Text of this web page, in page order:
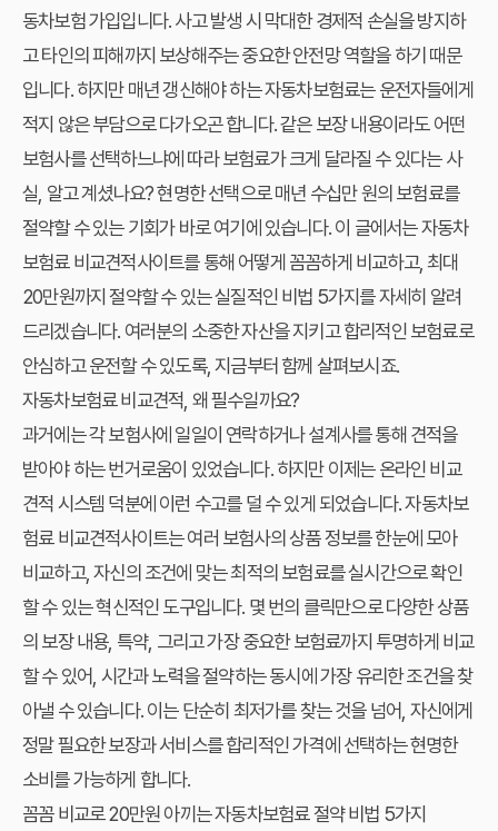
동차보험 가입입니다. 사고 발생 시 막대한 경제적 손실을 방지하
고 타인의 피해까지 보상해주는 중요한 안전망 역할을 하기 때문
입니다. 하지만 매년 갱신해야 하는 자동차보험료는 운전자들에게
적지 않은 부담으로 다가오곤 합니다. 같은 보장 내용이라도 어떤
보험사를 선택하느냐에 따라 보험료가 크게 달라질 수 있다는 사
실, 알고 계셨나요? 현명한 선택으로 매년 수십만 원의 보험료를
절약할 수 있는 기회가 바로 여기에 있습니다. 이 글에서는자동차
보험료 비교견적사이트를 통해 어떻게 꼼꼼하게 비교하고, 최대
20만원까지 절약할 수 있는 실질적인 비법 5가지를 자세히 알려
드리겠습니다. 여러분의 소중한 자산을 지키고 합리적인 보험료로
안심하고 운전할 수 있도록, 지금부터 함께 살펴보시죠.
자동차보험료 비교견적, 왜 필수일까요?
과거에는 각 보험사에 일일이 연락하거나 설계사를 통해 견적을
받아야 하는 번거로움이 있었습니다. 하지만 이제는 온라인 비교
견적 시스템 덕분에 이런 수고를 덜 수 있게 되었습니다.자동차보
험료 비교견적사이트는 여러 보험사의 상품 정보를 한눈에 모아
비교하고, 자신의 조건에 맞는 최적의 보험료를 실시간으로 확인
할 수 있는 혁신적인 도구입니다. 몇 번의 클릭만으로 다양한 상품
의 보장 내용, 특약, 그리고 가장 중요한 보험료까지 투명하게 비교
할 수 있어, 시간과 노력을 절약하는 동시에 가장 유리한 조건을 찾
아낼 수 있습니다. 이는 단순히 최저가를 찾는 것을 넘어, 자신에게
정말 필요한 보장과 서비스를 합리적인 가격에 선택하는 현명한
소비를 가능하게 합니다.
꼼꼼 비교로 20만원 아끼는 자동차보험료 절약 비법 5가지